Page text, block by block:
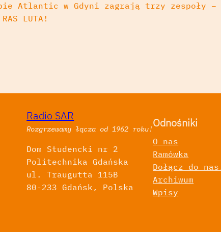
Atlantic w Gdyni zagrają trzy zespoły –
LUTA!
Radio SAR
Rozgrzewamy łącza od 1962 roku!
Dom Studencki nr 2
Politechnika Gdańska
ul. Traugutta 115B
80-233 Gdańsk, Polska
Odnośniki
O nas
Ramówka
Dołącz do
Archiwum
Wpisy